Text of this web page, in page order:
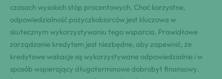
czasach wysokich stóp procentowych. Choć korzystne,
odpowiedzialność pożyczkobiorców jest kluczowa w
skutecznym wykorzystywaniu tego wsparcia. Prawidłowe
zarządzanie kredytem jest niezbędne, aby zapewnić, że
kredytowe wakacje są wykorzystywane odpowiedzialnie i w
sposób wspierający długoterminowe dobrobyt finansowy.